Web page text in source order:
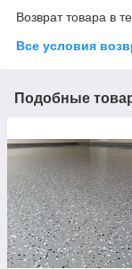
Возврат товара в
Все условия
Подобные